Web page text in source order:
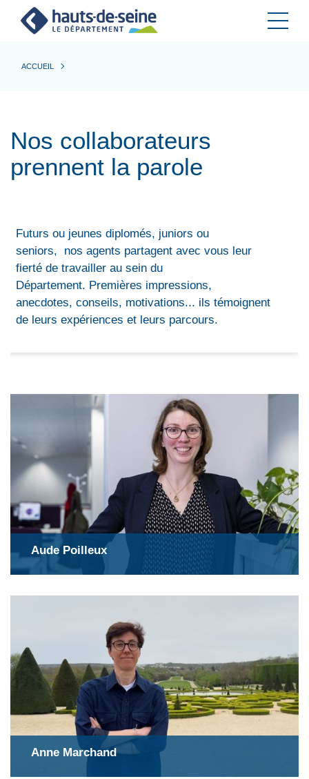
ACCUEIL
Nos collaborateurs
prennent la parole
Futurs ou jeunes diplomés, juniors ou
seniors, nos agents partagent avec vous leur
fierté de travailler au sein du
Département. Premières impressions,
anecdotes, conseils, motivations... ils témoignent
de leurs expériences et leurs parcours.
Aude Poilleux
Anne Marchand
Cookies et traceurs utilisés sur ce site.